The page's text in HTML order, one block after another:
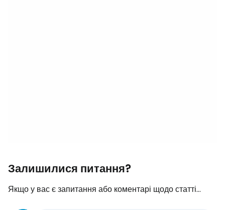
Залишилися питання?
Якщо у вас є запитання або коментарі щодо статті...